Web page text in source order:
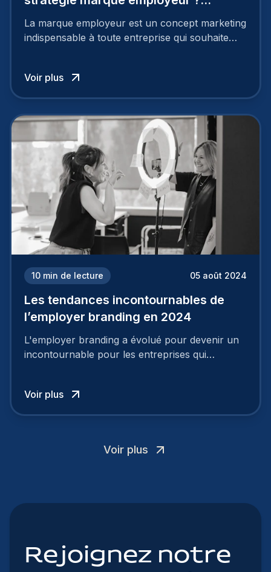
Découvrez les 7 étapes
La marque employeur est un concept marketing
indispensable à toute entreprise qui souhaite
employeur solide et positive sont évidentes, ce
travail, pour qu’il soit réussi, ne peut se faire en
mettre en œuvre un certain nombre d’actions.
Voir plus
10 min de lecture 05 août 2024
Les tendances incontournables de
l’employer branding en 2024
L'employer branding a évolué pour devenir un
incontournable pour les entreprises qui
Voir plus
Voir plus
Rejoignez notre